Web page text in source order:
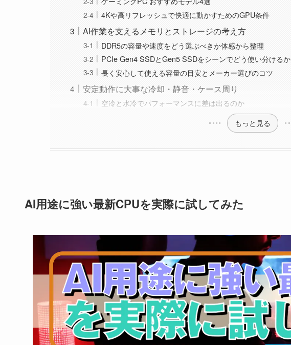
4Kや高リフレッシュで快適に動かすためのGPU条件
AI作業を支えるメモリとストレージの考え方
DDR5の容量や速度をどう選ぶべきか体感から整理
PCIe Gen4 SSDとGen5 SSDをシーンでどう使い分けるか
長く安心して使える容量の目安とメーカー選びのコツ
安定動作に大事な冷却・静音・ケース周り
空冷と水冷でパフォーマンスに差は出るのか
もっと見る
AI用途に強い最新CPUを実際に試してみた